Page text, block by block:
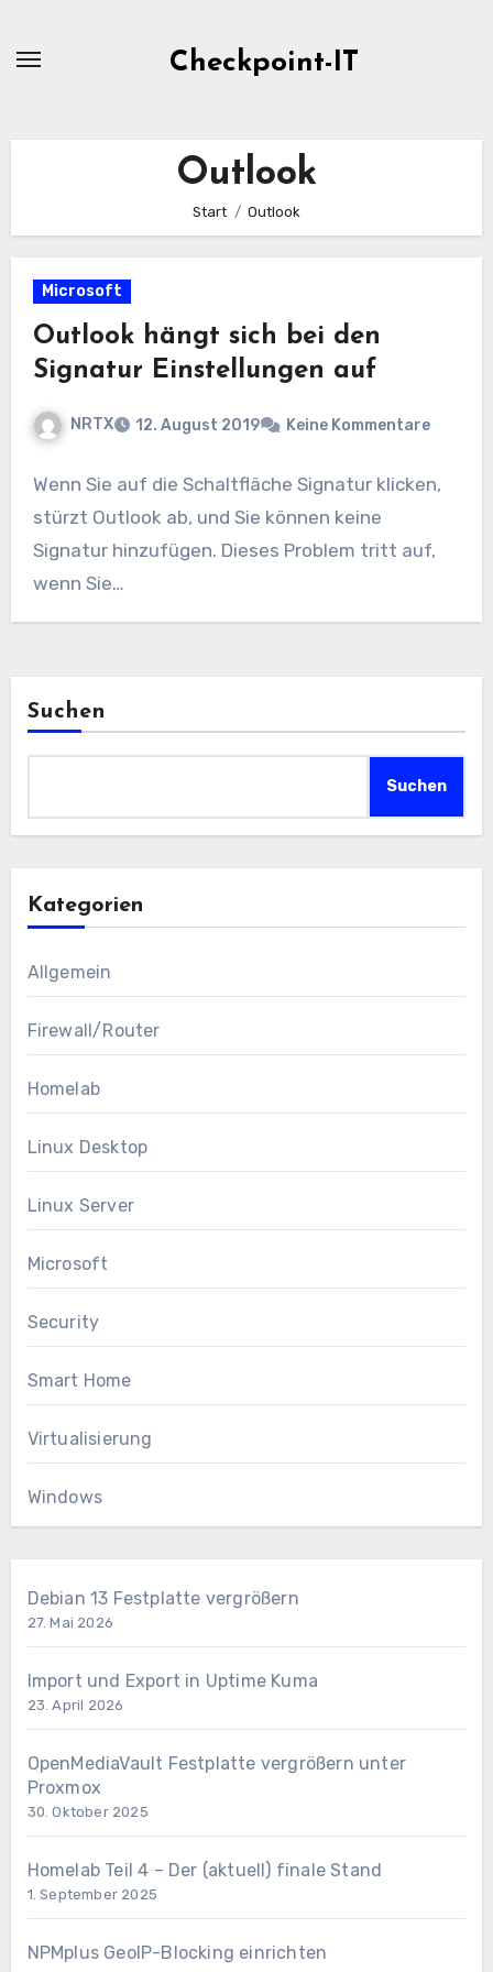
Checkpoint-IT
Outlook
Start Outlook
Microsoft
Outlook hängt sich bei den
Signatur Einstellungen auf
NRTX 12. August 2019 Keine Kommentare
Wenn Sie auf die Schaltfläche Signatur klicken,
stürzt Outlook ab, und Sie können keine
Signatur hinzufügen. Dieses Problem tritt auf,
wenn Sie…
Suchen
Suchen
Kategorien
Allgemein
Firewall/Router
Homelab
Linux Desktop
Linux Server
Microsoft
Security
Smart Home
Virtualisierung
Windows
Debian 13 Festplatte vergrößern
27. Mai 2026
Import und Export in Uptime Kuma
23. April 2026
OpenMediaVault Festplatte vergrößern unter
Proxmox
30. Oktober 2025
Homelab Teil 4 – Der (aktuell) finale Stand
1. September 2025
NPMplus GeoIP-Blocking einrichten